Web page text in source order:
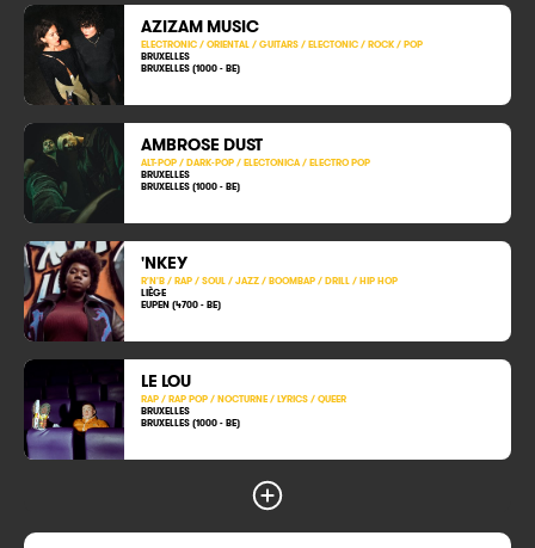
AZIZAM MUSIC
ELECTRONIC / ORIENTAL / GUITARS / ELECTONIC / ROCK / POP
BRUXELLES
BRUXELLES (1000 - BE)
AMBROSE DUST
ALT-POP / DARK-POP / ELECTONICA / ELECTRO POP
BRUXELLES
BRUXELLES (1000 - BE)
'NKEY
R'N'B / RAP / SOUL / JAZZ / BOOMBAP / DRILL / HIP HOP
LIÈGE
EUPEN (4700 - BE)
LE LOU
RAP / RAP POP / NOCTURNE / LYRICS / QUEER
BRUXELLES
BRUXELLES (1000 - BE)